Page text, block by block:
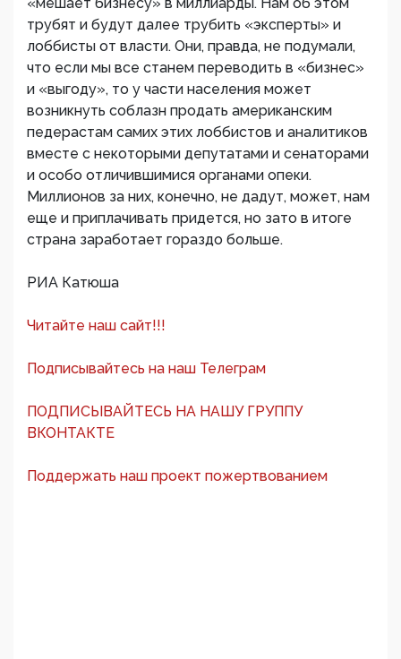
трубят и будут далее трубить «эксперты» и
лоббисты от власти. Они, правда, не подумали,
что если мы все станем переводить в «бизнес»
и «выгоду», то у части населения может
возникнуть соблазн продать американским
педерастам самих этих лоббистов и аналитиков
вместе с некоторыми депутатами и сенаторами
и особо отличившимися органами опеки.
Миллионов за них, конечно, не дадут, может, нам
еще и приплачивать придется, но зато в итоге
страна заработает гораздо больше.
РИА Катюша
Читайте наш сайт!!!
Подписывайтесь на наш Телеграм
ПОДПИСЫВАЙТЕСЬ НА НАШУ ГРУППУ
ВКОНТАКТЕ
Поддержать наш проект пожертвованием